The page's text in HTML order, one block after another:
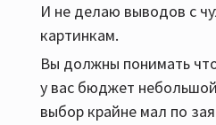
И не делаю выводов с
картинкам.
Вы должны понимать
у вас бюджет
выбор крайне мал по